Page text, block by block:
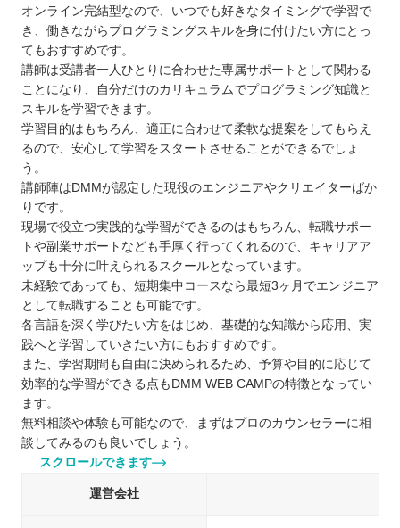
オンライン完結型なので、いつでも好きなタイミングで学習で
き、働きながらプログラミングスキルを身に付けたい方にとっ
てもおすすめです。
講師は受講者一人ひとりに合わせた専属サポートとして関わる
ことになり、自分だけのカリキュラムでプログラミング知識と
スキルを学習できます。
学習目的はもちろん、適正に合わせて柔軟な提案をしてもらえ
るので、安心して学習をスタートさせることができるでしょ
う。
講師陣はDMMが認定した現役のエンジニアやクリエイターばか
りです。
現場で役立つ実践的な学習ができるのはもちろん、転職サポー
トや副業サポートなども手厚く行ってくれるので、キャリアア
ップも十分に叶えられるスクールとなっています。
未経験であっても、短期集中コースなら最短3ヶ月でエンジニア
として転職することも可能です。
各言語を深く学びたい方をはじめ、基礎的な知識から応用、実
践へと学習していきたい方にもおすすめです。
また、学習期間も自由に決められるため、予算や目的に応じて
効率的な学習ができる点もDMM WEB CAMPの特徴となってい
ます。
無料相談や体験も可能なので、まずはプロのカウンセラーに相
談してみるのも良いでしょう。
スクロールできます
運営会社